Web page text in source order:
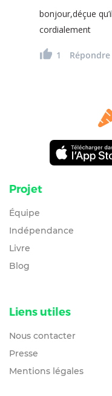
bonjour,déçue
cordialement
1 Répondre
Projet
Équipe
Indépendance
Livre
Blog
Liens utiles
Nous contacter
Presse
Mentions légales